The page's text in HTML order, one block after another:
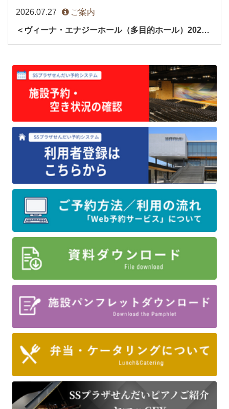
2026.07.27 ご案内
＜ヴィーナ・エナジーホール（多目的ホール）2027年9月分・会議室2027年3月分＞の予約受付を開始します。